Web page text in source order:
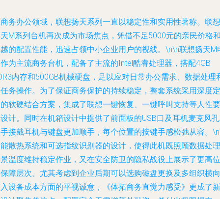
务办公领域，联想扬天系列一直以稳定性和实用性著称。联想
M系列台机再次成为市场焦点，凭借不足5000元的亲民价格
的配置性能，迅速占领中小企业用户的视线。\n\n联想扬天M
为主流商务台机，配备了主流的Intel酷睿处理器，搭配4GB
内存和500GB机械硬盘，足以应对日常办公需求、数据处理
务操作。为了保证商务保护的持续稳定，整套系统采用深度定
软硬结合方案，集成了联想一键恢复、一键呼叫支持等人性要
计。同时在机箱设计中提供了前面板的USB口及耳机麦克风
接戴耳机与键盘更加顺手，每个位置的按键手感松弛从容。
散热系统和可选指纹识别器的设计，使得此机既照顾数据处理
温度维持稳定作业，又在安全防卫的隐私战役上展示了更高位
障层次。尤其考虑到企业后期可以选购磁盘更换及多组织横向
设备成本方面的平视诚意，《体拓商务直觉力感受》更成了新